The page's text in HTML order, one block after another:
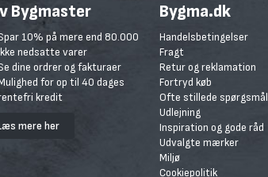
Bygmaster
10% på mere end 80.000
nedsatte varer
dine ordrer og fakturaer
for op til 40 dages
kredit
mere her
Bygma.dk
Handelsbetingelser
Fragt
Retur og reklamation
Fortryd køb
Ofte stillede spørgsmål
Udlejning
Inspiration og gode råd
Udvalgte mærker
Miljø
Cookiepolitik